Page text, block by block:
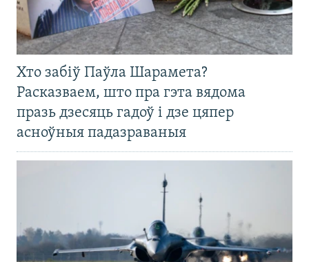
Хто забіў Паўла Шарамета?
Расказваем, што пра гэта вядома
празь дзесяць гадоў і дзе цяпер
асноўныя падазраваныя